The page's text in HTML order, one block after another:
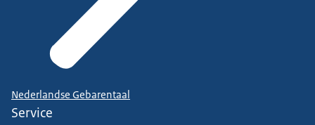
Nederlandse Gebarentaal
Service